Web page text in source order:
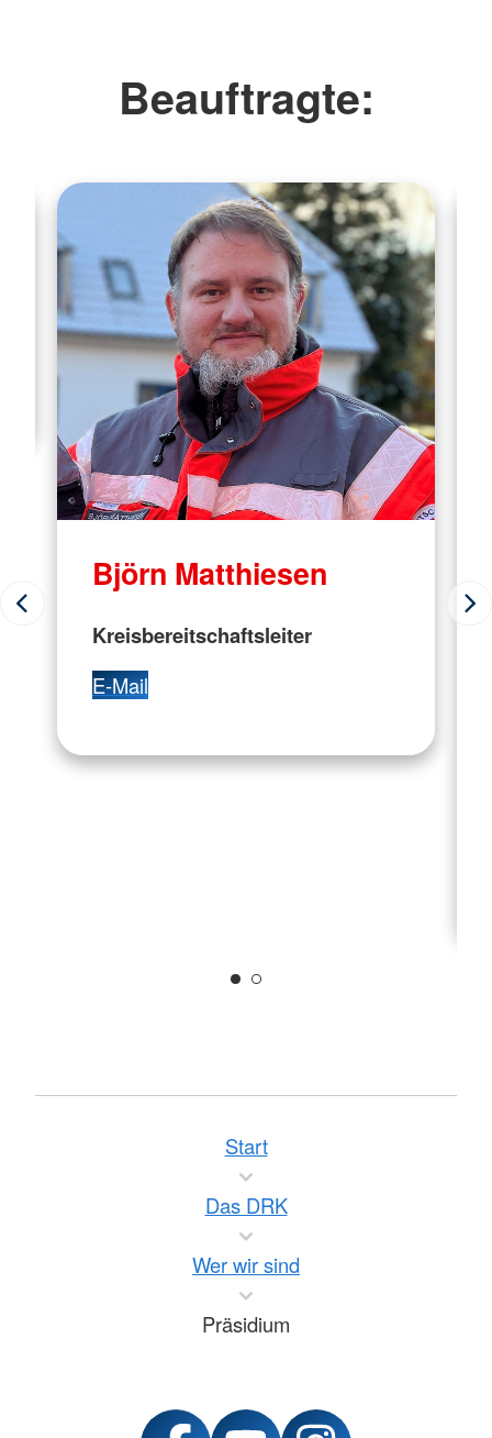
Beauftragte:
Björn Matthiesen
Kreisbereitschaftsleiter
E-Mail
Start
Das DRK
Wer wir sind
Präsidium